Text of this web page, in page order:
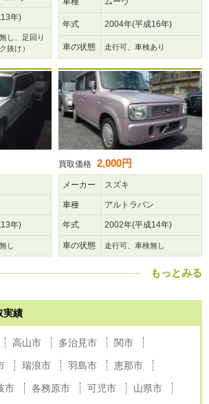
年)
し、足回り
抜け）
年式 2004年(平成16年)
車の状態 走行可、車検あり
年)
し
買取価格 2,000円
メーカー スズキ
車種 アルトラパン
年式 2002年(平成14年)
車の状態 走行可、車検無し
もっとみる
実績
高山市 多治見市 関市
瑞浪市 羽島市 恵那市
市 各務原市 可児市 山県市